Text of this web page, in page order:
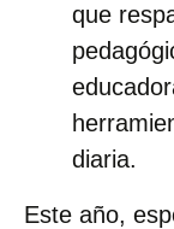
que
diaria.
Este año,